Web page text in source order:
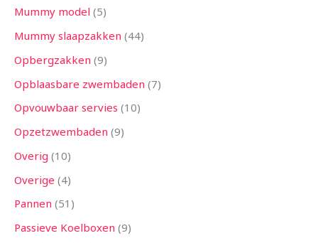
Mummy model 5
Mummy slaapzakken 44
Opbergzakken 9
Opblaasbare zwembaden 7
Opvouwbaar servies 10
Opzetzwembaden 9
Overig 10
Overige 4
Pannen 51
Passieve Koelboxen 9